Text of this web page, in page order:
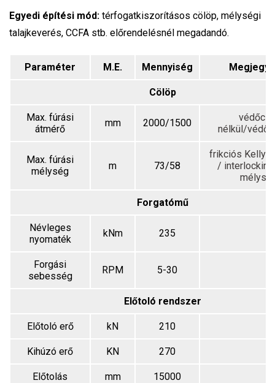
Egyedi építési mód: térfogatkiszorításos cölöp, mélységi
talajkeverés, CCFA stb. előrendelésnél megadandó.
Paraméter M.E. Mennyiség
Cölöp
Max. fúrási
átmérő
mm 2000/1500
nélkül/
Max. fúrási
mélység
m 73/58
frikciós Kelly
/
Forgatómű
Névleges
nyomaték
kNm 235
Forgási
sebesség
RPM 5-30
Előtoló rendszer
Előtoló erő kN 210
Kihúzó erő KN 270
Előtolás mm 15000